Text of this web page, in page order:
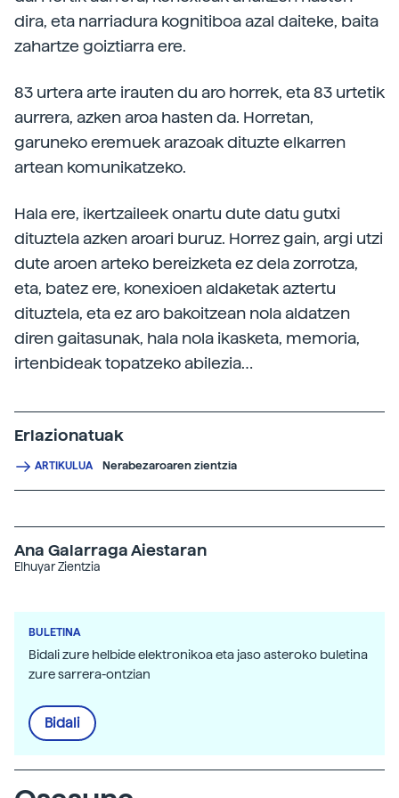
dira, eta narriadura kognitiboa azal daiteke, baita
zahartze goiztiarra ere.
83 urtera arte irauten du aro horrek, eta 83 urtetik
aurrera, azken aroa hasten da. Horretan,
garuneko eremuek arazoak dituzte elkarren
artean komunikatzeko.
Hala ere, ikertzaileek onartu dute datu gutxi
dituztela azken aroari buruz. Horrez gain, argi utzi
dute aroen arteko bereizketa ez dela zorrotza,
eta, batez ere, konexioen aldaketak aztertu
dituztela, eta ez aro bakoitzean nola aldatzen
diren gaitasunak, hala nola ikasketa, memoria,
irtenbideak topatzeko abilezia…
Erlazionatuak
ARTIKULUA Nerabezaroaren zientzia
Ana Galarraga Aiestaran
Elhuyar Zientzia
BULETINA
Bidali zure helbide elektronikoa eta jaso asteroko buletina
zure sarrera-ontzian
Bidali